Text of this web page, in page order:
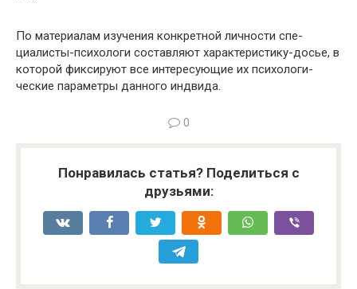
По материалам изучения конкретной личности спе­
циалисты-психологи составляют характеристику-досье, в
которой фиксируют все интересующие их психологи­
ческие параметры данного индвида.
0
Понравилась статья? Поделиться с
друзьями: